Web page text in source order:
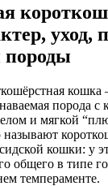
уход,
породы
порода
и мягкой
называют
кошки: у
общего в типе
темпераменте.